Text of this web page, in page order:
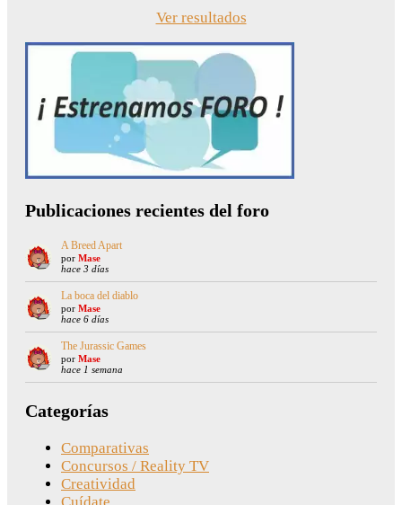
Ver resultados
Publicaciones recientes del foro
A Breed Apart
por Mase
hace 3 días
La boca del diablo
por Mase
hace 6 días
The Jurassic Games
por Mase
hace 1 semana
Categorías
Comparativas
Concursos / Reality TV
Creatividad